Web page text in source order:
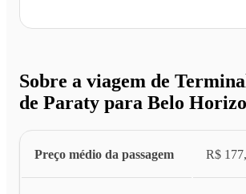
Sobre a viagem de
de Paraty para Belo
Preço médio da passagem R$